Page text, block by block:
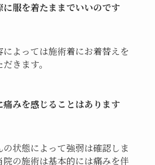
に服を着たままでいいのです
によっては施術着にお着替えを
きます。
痛みを感じることはあります
の状態によって強弱は確認しま
院の施術は基本的には痛みを伴